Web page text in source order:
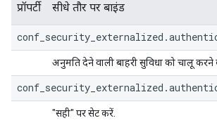
प्रॉपर्टी सीधे तौर पर बाइंड
अनुमति देने वाली बाहरी सुविधा को चालू करने
"सही" पर सेट करें.